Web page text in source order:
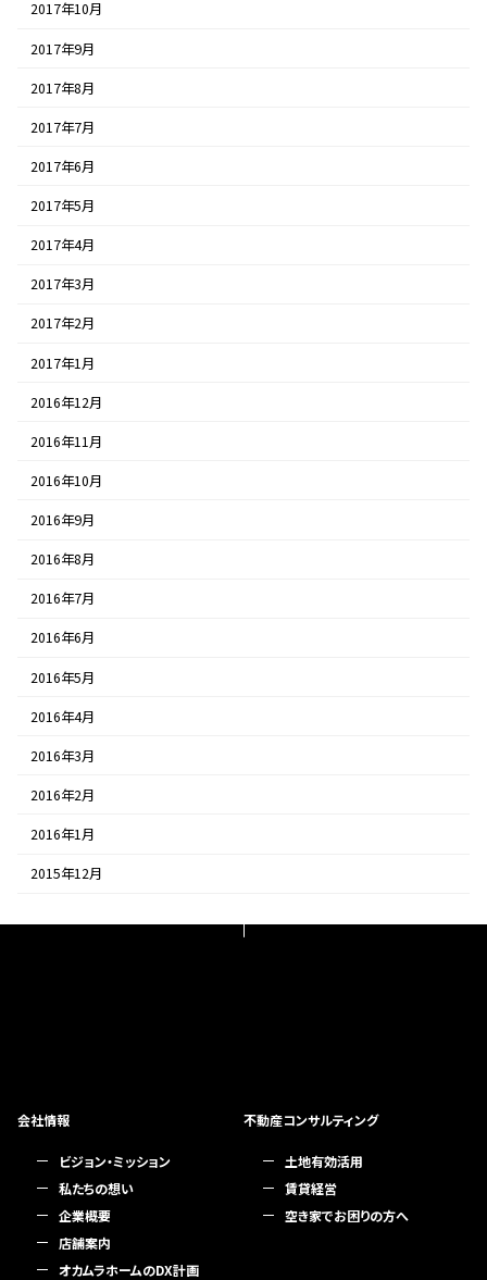
2017年10月
2017年9月
2017年8月
2017年7月
2017年6月
2017年5月
2017年4月
2017年3月
2017年2月
2017年1月
2016年12月
2016年11月
2016年10月
2016年9月
2016年8月
2016年7月
2016年6月
2016年5月
2016年4月
2016年3月
2016年2月
2016年1月
2015年12月
会社情報
ビジョン・ミッション
私たちの想い
企業概要
店舗案内
オカムラホームのDX計画
不動産コンサルティング
土地有効活用
賃貸経営
空き家でお困りの方へ